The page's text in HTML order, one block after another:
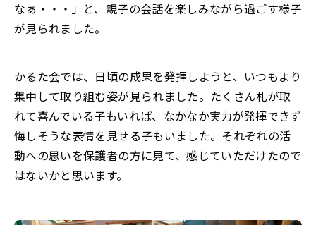
なぁ・・・」と、親子の会話を楽しみながら過ごす様子
が見られました。
かるた会では、日頃の成果を発揮しようと、いつもより
集中して取り組む姿が見られました。たくさん札が取
れて喜んでいる子もいれば、なかなか実力が発揮できず
悔しそうな表情を見せる子もいました。それぞれの活
動への思いを保護者の方に見て、感じていただけたので
はないかと思います。